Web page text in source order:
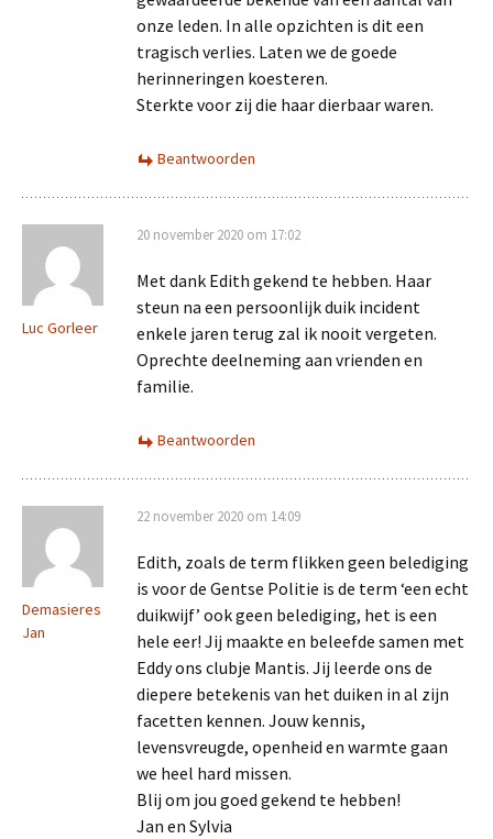
onze leden. In alle opzichten is dit een
tragisch verlies. Laten we de goede
herinneringen koesteren.
Sterkte voor zij die haar dierbaar waren.
Beantwoorden
Luc Gorleer
20 november 2020 om 17:02
Met dank Edith gekend te hebben. Haar
steun na een persoonlijk duik incident
enkele jaren terug zal ik nooit vergeten.
Oprechte deelneming aan vrienden en
familie.
Beantwoorden
Demasieres
Jan
22 november 2020 om 14:09
Edith, zoals de term flikken geen belediging
is voor de Gentse Politie is de term ‘een echt
duikwijf’ ook geen belediging, het is een
hele eer! Jij maakte en beleefde samen met
Eddy ons clubje Mantis. Jij leerde ons de
diepere betekenis van het duiken in al zijn
facetten kennen. Jouw kennis,
levensvreugde, openheid en warmte gaan
we heel hard missen.
Blij om jou goed gekend te hebben!
Jan en Sylvia